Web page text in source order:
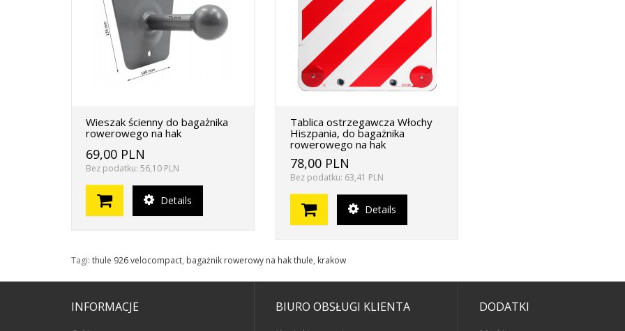
Wieszak ścienny do bagażnika
rowerowego na hak
69,00 PLN
Bez podatku: 56,10 PLN
Details
Tablica ostrzegawcza Włochy
Hiszpania, do bagażnika
rowerowego na hak
78,00 PLN
Bez podatku: 63,41 PLN
Details
Tagi: thule 926 velocompact, bagażnik rowerowy na hak thule, krakow
INFORMACJE BIURO OBSŁUGI KLIENTA DODATKI